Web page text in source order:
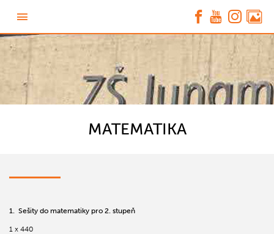
MATEMATIKA
1. Sešity do matematiky pro 2. stupeň
1 x 440